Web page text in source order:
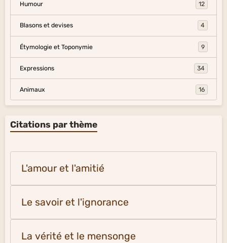
Humour 12
Blasons et devises 4
Étymologie et Toponymie 9
Expressions 34
Animaux 16
Citations par thème
L'amour et l'amitié
Le savoir et l'ignorance
La vérité et le mensonge